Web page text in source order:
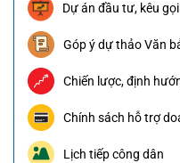
Dự án đầu tư, kêu
Góp ý dự thảo Văn
Chiến lược, định
Chính sách hỗ trợ
Lịch tiếp công dân